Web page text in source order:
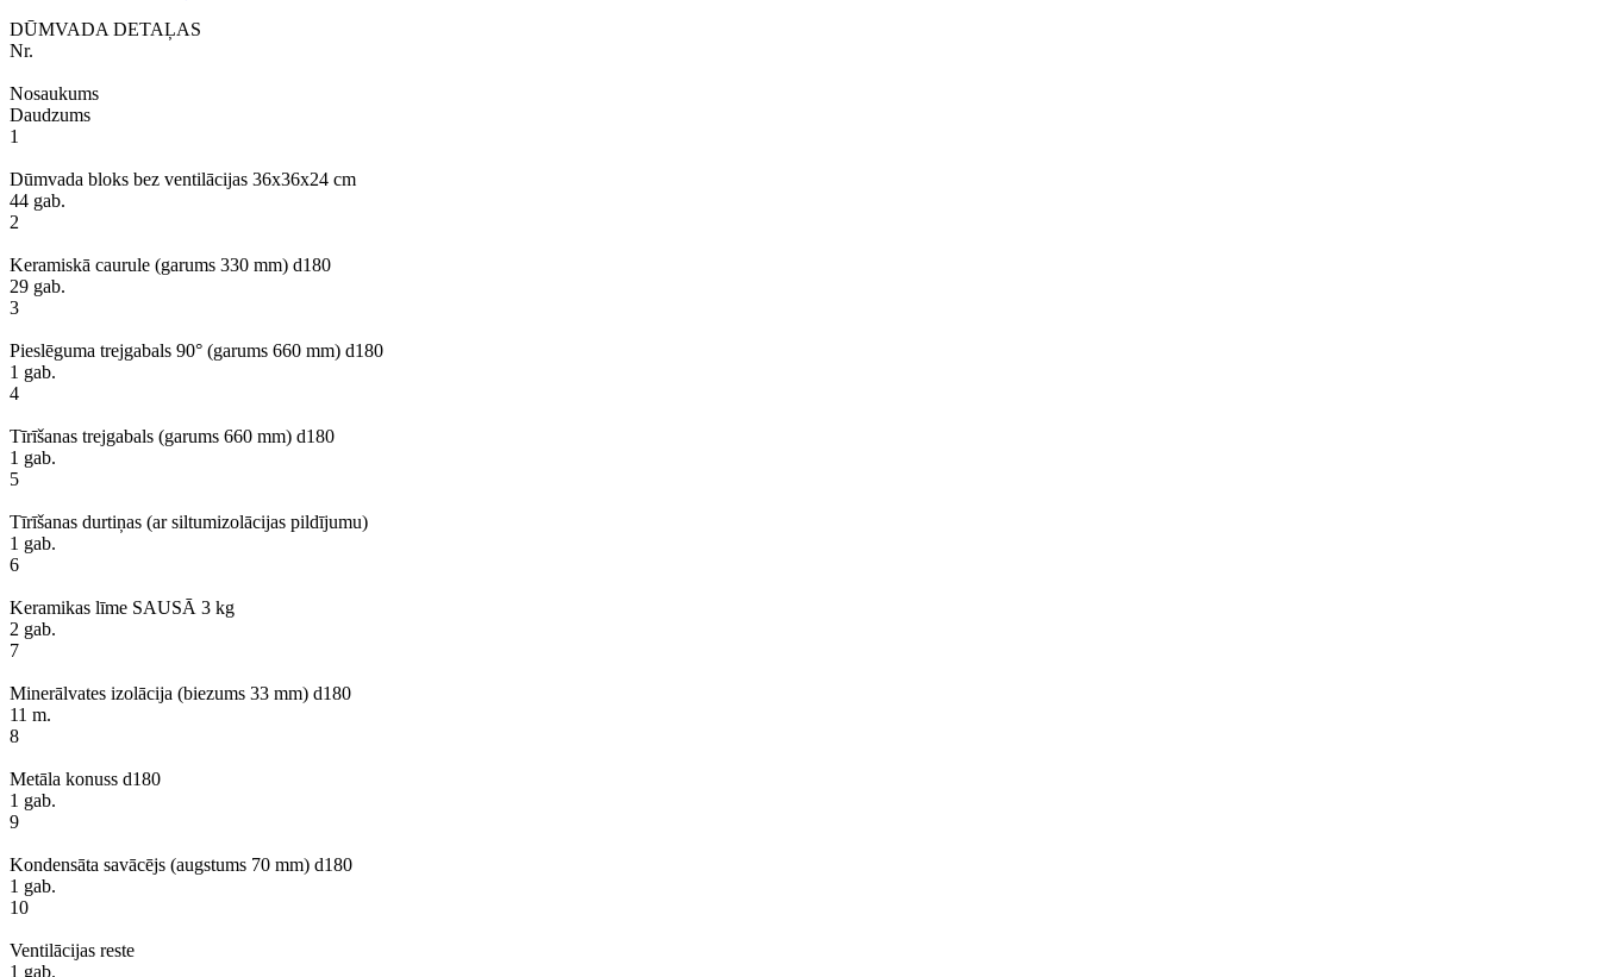
DŪMVADA DETAĻAS
Nr.
Nosaukums
Daudzums
1
Dūmvada bloks bez ventilācijas 36x36x24 cm
44 gab.
2
Keramiskā caurule (garums 330 mm) d180
29 gab.
3
Pieslēguma trejgabals 90° (garums 660 mm) d180
1 gab.
4
Tīrīšanas trejgabals (garums 660 mm) d180
1 gab.
5
Tīrīšanas durtiņas (ar siltumizolācijas pildījumu)
1 gab.
6
Keramikas līme SAUSĀ 3 kg
2 gab.
7
Minerālvates izolācija (biezums 33 mm) d180
11 m.
8
Metāla konuss d180
1 gab.
9
Kondensāta savācējs (augstums 70 mm) d180
1 gab.
10
Ventilācijas reste
1 gab.